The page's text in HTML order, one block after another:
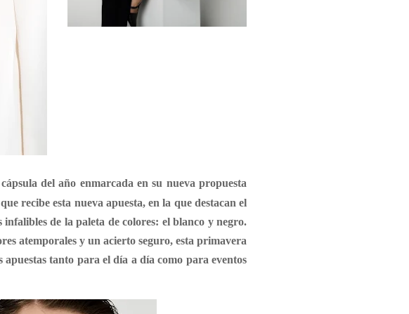
del año enmarcada en su nueva propuesta
recibe esta nueva apuesta, en la que destacan el
de la paleta de colores: el blanco y negro.
atemporales y un acierto seguro, esta primavera
tanto para el día a día como para eventos